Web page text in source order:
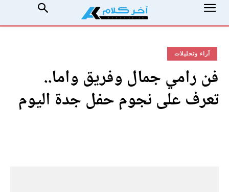
آراء وتحليلات
فن رامي جمال وفريق واما..
تعرف على نجوم حفل جدة اليوم